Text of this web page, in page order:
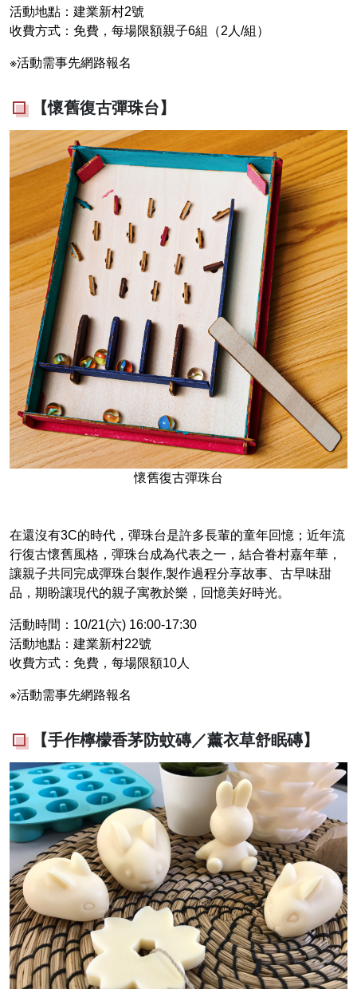
活動地點：建業新村2號
收費方式：免費，每場限額親子6組（2人/組）
※活動需事先網路報名
【懷舊復古彈珠台】
懷舊復古彈珠台
在還沒有3C的時代，彈珠台是許多長輩的童年回憶；近年流
行復古懷舊風格，彈珠台成為代表之一，結合眷村嘉年華，
讓親子共同完成彈珠台製作,製作過程分享故事、古早味甜
品，期盼讓現代的親子寓教於樂，回憶美好時光。
活動時間：10/21(六) 16:00-17:30
活動地點：建業新村22號
收費方式：免費，每場限額10人
※活動需事先網路報名
【手作檸檬香茅防蚊磚／薰衣草舒眠磚】